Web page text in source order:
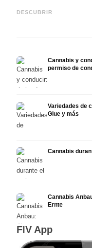
DESCUBRIR
automedición y lo que
Cannabis y
permiso de
Variedades de
Glue y más
Cannabis
Cannabis
Ernte
FIV App